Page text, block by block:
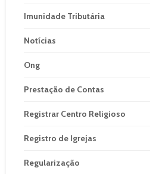
Imunidade Tributária
Notícias
Ong
Prestação de Contas
Registrar Centro Religioso
Registro de Igrejas
Regularização